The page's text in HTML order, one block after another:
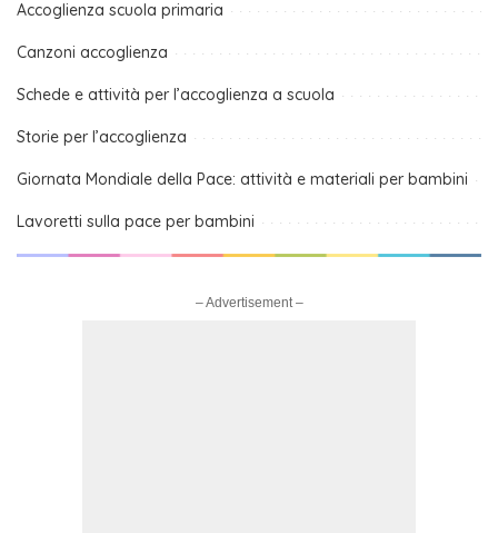
Accoglienza scuola primaria
Canzoni accoglienza
Schede e attività per l’accoglienza a scuola
Storie per l’accoglienza
Giornata Mondiale della Pace: attività e materiali per bambini
Lavoretti sulla pace per bambini
– Advertisement –